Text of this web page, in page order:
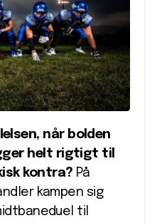
når bolden
helt rigtigt til
kontra? På
kampen sig
til